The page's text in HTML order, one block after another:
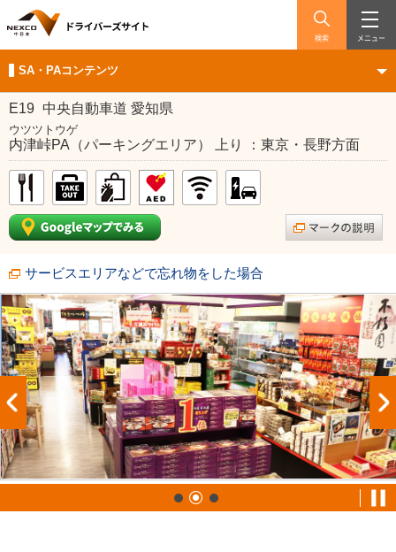
検索 メニュー
SA・PAコンテンツ
E19 中央自動車道 愛知県
ウツツトウゲ
内津峠PA（パーキングエリア） 上り ：東京・長野方面
サービスエリアなどで忘れ物をした場合